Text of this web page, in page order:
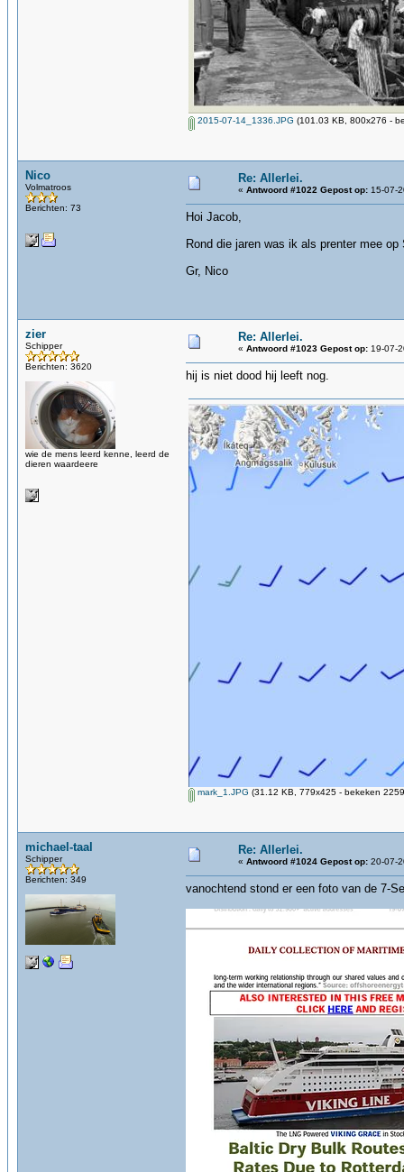
2015-07-14_1336.JPG (101.03 KB, 800x276 -
Nico
Volmatroos
Berichten: 73
Re: Allerlei.
« Antwoord #1022 Gepost op: 15-07-
Hoi Jacob,
Rond die jaren was ik als prenter mee
Gr, Nico
zier
Schipper
Berichten: 3620
wie de mens leerd kenne, leerd de
dieren waardeere
Re: Allerlei.
« Antwoord #1023 Gepost op: 19-07-
hij is niet dood hij leeft nog.
mark_1.JPG (31.12 KB, 779x425 - bekeken
michael-taal
Schipper
Berichten: 349
Re: Allerlei.
« Antwoord #1024 Gepost op: 20-07-
vanochtend stond er een foto van de 7-